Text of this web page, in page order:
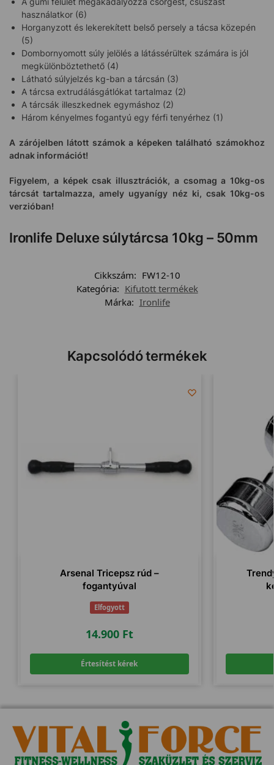
használatkor (6)
Horganyzott és lekerekített belső persely a tácsa közepén
(5)
Dombornyomott súly jelölés a látássérültek számára is jól
megkülönböztethető (4)
Látható súlyjelzés kg-ban a tárcsán (3)
A tárcsa extrudálásgátlókat tartalmaz (2)
A tárcsák illeszkednek egymáshoz (2)
Három kényelmes fogantyú egy férfi tenyérhez (1)
A zárójelben látott számok a képeken található számokhoz
adnak információt!
Figyelem, a képek csak illusztrációk, a csomag a 10kg-os
tárcsát tartalmazza, amely ugyanígy néz ki, csak 10kg-os
verzióban!
Ironlife Deluxe súlytárcsa 10kg – 50mm
Cikkszám: FW12-10
Kategória: Kifutott termékek
Márka: Ironlife
Kapcsolódó termékek
Arsenal Tricepsz rúd –
fogantyúval
Elfogyott
14.900 Ft
Értesítést kérek